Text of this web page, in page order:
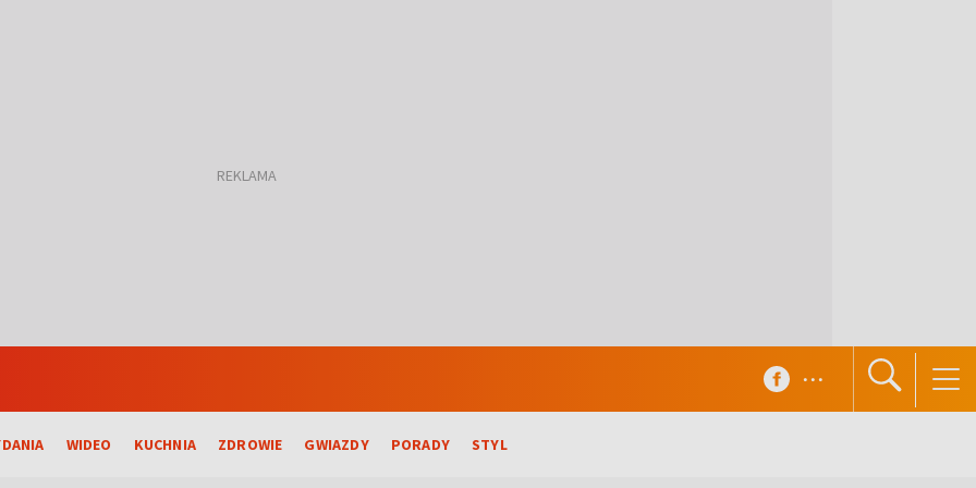
WIDEO KUCHNIA ZDROWIE GWIAZDY PORADY STYL
...